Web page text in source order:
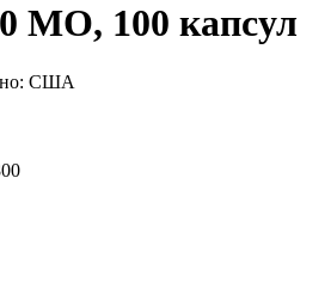
МО, 100 капсул
США